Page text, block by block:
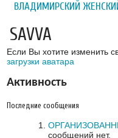
ВЛАДИМИРСКИЙ
SAVVA
Если Вы хотите изменить
загрузки аватара
Активность
Последние сообщения
сообщений нет.